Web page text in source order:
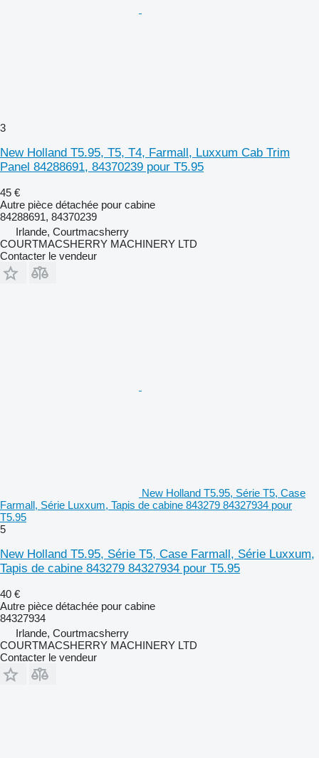
3
New Holland T5.95, T5, T4, Farmall, Luxxum Cab Trim
Panel 84288691, 84370239 pour T5.95
45 €
Autre pièce détachée pour cabine
84288691, 84370239
Irlande, Courtmacsherry
COURTMACSHERRY MACHINERY LTD
Contacter le vendeur
New Holland T5.95, Série T5, Case
Farmall, Série Luxxum, Tapis de cabine 843279 84327934 pour
T5.95
5
New Holland T5.95, Série T5, Case Farmall, Série Luxxum,
Tapis de cabine 843279 84327934 pour T5.95
40 €
Autre pièce détachée pour cabine
84327934
Irlande, Courtmacsherry
COURTMACSHERRY MACHINERY LTD
Contacter le vendeur